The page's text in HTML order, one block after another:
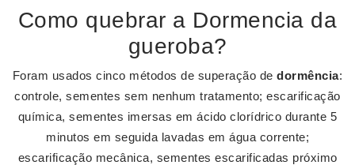
Como quebrar a Dormencia da
gueroba?
Foram usados cinco métodos de superação dedormência:
controle, sementes sem nenhum tratamento; escarificação
química, sementes imersas em ácido clorídrico durante 5
minutos em seguida lavadas em água corrente;
escarificação mecânica, sementes escarificadas próximo